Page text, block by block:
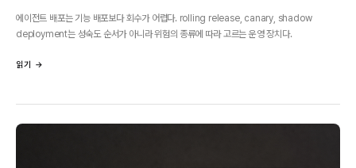
에이전트 배포는 기능 배포보다 회수가 어렵다. rolling release, canary, shadow
deployment는 성숙도 순서가 아니라 위험의 종류에 따라 고르는 운영 장치다.
읽기 →